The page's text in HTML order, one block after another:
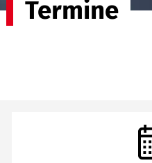
Termine